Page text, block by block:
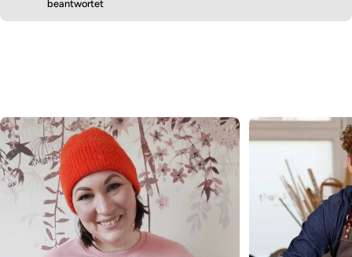
beantwortet